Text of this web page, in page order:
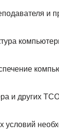
и
и других